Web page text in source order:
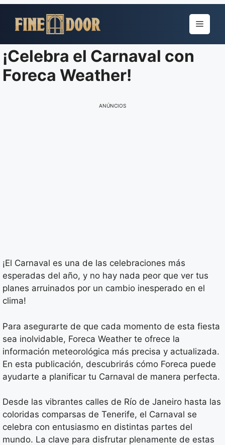
para
conteúdo
Menu
¡Celebra el Carnaval con
Foreca Weather!
ANÚNCIOS
¡El Carnaval es una de las celebraciones más
esperadas del año, y no hay nada peor que ver tus
planes arruinados por un cambio inesperado en el
clima!
Para asegurarte de que cada momento de esta fiesta
sea inolvidable, Foreca Weather te ofrece la
información meteorológica más precisa y actualizada.
En esta publicación, descubrirás cómo Foreca puede
ayudarte a planificar tu Carnaval de manera perfecta.
Desde las vibrantes calles de Río de Janeiro hasta las
coloridas comparsas de Tenerife, el Carnaval se
celebra con entusiasmo en distintas partes del
mundo. La clave para disfrutar plenamente de estas